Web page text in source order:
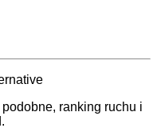
ranking ruchu i